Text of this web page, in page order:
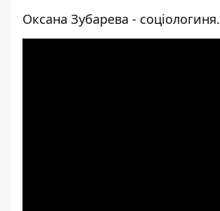
Оксана Зубарева - соціологиня.